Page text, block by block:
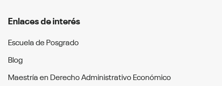
Enlaces de interés
Escuela de Posgrado
Blog
Maestría en Derecho Administrativo Económico